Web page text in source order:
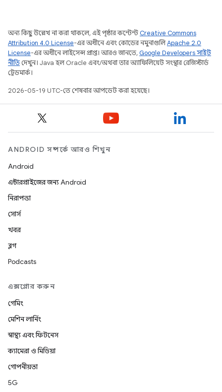
অন্য কিছু উল্লেখ না করা থাকলে, এই পৃষ্ঠার কন্টেন্টCreative Commons
Attribution 4.0 License-এর অধীনে এবং কোডের নমুনাগুলিApache 2.0
License-এর অধীনে লাইসেন্স প্রাপ্ত। আরও জানতে,Google Developers সাইট
নীতি দেখুন। Java হল Oracle এবং/অথবা তার অ্যাফিলিয়েট সংস্থার রেজিস্টার্ড
ট্রেডমার্ক।
2026-05-19 UTC-তে শেষবার আপডেট করা হয়েছে।
ANDROID সম্পর্কে আরও শিখুন
Android
এন্টারপ্রাইজের জন্য Android
নিরাপত্তা
সোর্স
খবর
ব্লগ
Podcasts
এক্সপ্লোর করুন
গেমিং
মেশিন লার্নিং
স্বাস্থ্য এবং ফিটনেস
ক্যামেরা ও মিডিয়া
গোপনীয়তা
5G